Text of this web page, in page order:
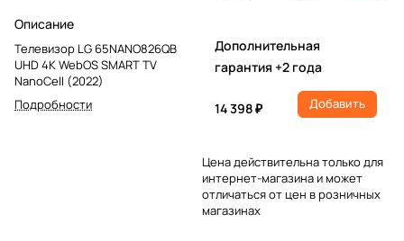
Описание
Телевизор LG 65NANO826QB
UHD 4K WebOS SMART TV
NanoCell (2022)
Подробности
Дополнительная
гарантия +2 года
14 398 ₽ Добавить
Цена действительна только для
интернет-магазина и может
отличаться от цен в розничных
магазинах